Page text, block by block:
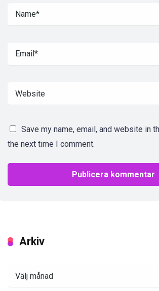
Save my name, email, and website in
the next time I comment.
Arkiv